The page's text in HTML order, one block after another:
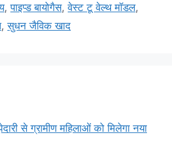
,पाइप्ड बायोगैस,वेस्ट टू वेल्थ मॉडल,
,सुधन जैविक खाद
से ग्रामीण महिलाओं को मिलेगा नया